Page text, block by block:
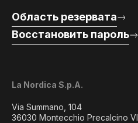
La Nordica S.p.A.
Via Summano, 104
36030 Montecchio Precalcino VI
Область резервата
Восстановить пароль